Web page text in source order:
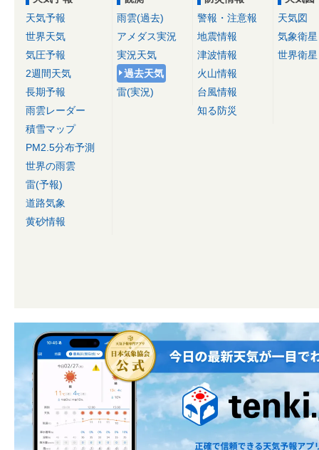
天気予報
世界天気
気圧予報
2週間天気
長期予報
雨雲レーダー
積雪マップ
PM2.5分布予測
世界の雨雲
雷(予報)
道路気象
黄砂情報
雨雲(過去)
アメダス実況
実況天気
過去天気
雷(実況)
警報・注意報
地震情報
津波情報
火山情報
台風情報
知る防災
天気図
気象衛星
世界衛星